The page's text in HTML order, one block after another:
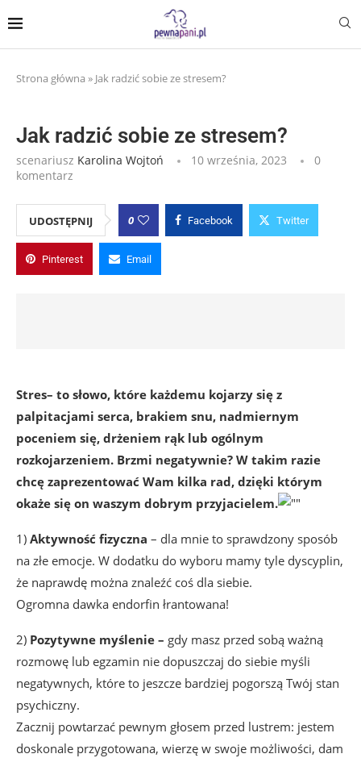
Strona główna » Jak radzić sobie ze stresem?
Jak radzić sobie ze stresem?
scenariusz Karolina Wojtoń 10 września, 2023
0
komentarz
UDOSTĘPNIJ 0 Facebook Twitter
Pinterest Email
Stres– to słowo, które każdemu kojarzy się z
palpitacjami serca, brakiem snu, nadmiernym
poceniem się, drżeniem rąk lub ogólnym
rozkojarzeniem. Brzmi negatywnie? W takim razie
chcę zaprezentować Wam kilka rad, dzięki którym
okaże się on waszym dobrym przyjacielem.
1) Aktywność fizyczna – dla mnie to sprawdzony sposób
na złe emocje. W dodatku do wyboru mamy tyle dyscyplin,
że naprawdę można znaleźć coś dla siebie.
Ogromna dawka endorfin łrantowana!
2) Pozytywne myślenie – gdy masz przed sobą ważną
rozmowę lub egzamin nie dopuszczaj do siebie myśli
negatywnych, które to jeszcze bardziej pogorszą Twój stan
psychiczny.
Zacznij powtarzać pewnym głosem przed lustrem: jestem
doskonale przygotowana, wierzę w swoje możliwości, dam